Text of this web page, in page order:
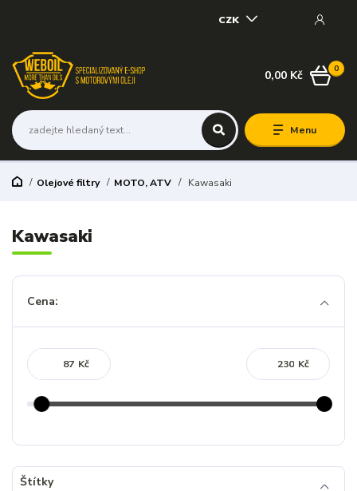
Menu
CZK
0
0,00 Kč
Olejové filtry MOTO, ATV Kawasaki
Kawasaki
Cena:
Kč Kč
Štítky